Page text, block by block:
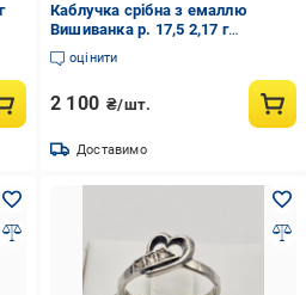
Каблучка срібна з емаллю
Вишиванка р. 17,5 2,17 г
(3020341931)
оцінити
2 100 ₴/шт.
Доставимо